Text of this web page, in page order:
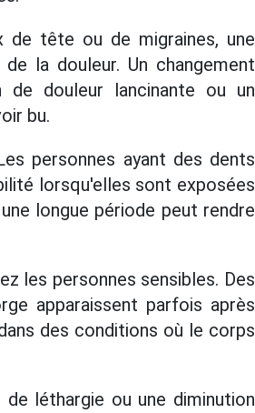
de tête ou de migraines, une
la douleur. Un changement
de douleur lancinante ou un
bu.
personnes ayant des dents
lorsqu'elles sont exposées
longue période peut rendre
les personnes sensibles. Des
apparaissent parfois après
des conditions où le corps
léthargie ou une diminution